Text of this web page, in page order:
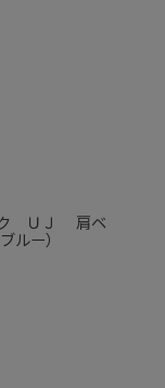
ク ＵＪ 肩ベ
ルー）